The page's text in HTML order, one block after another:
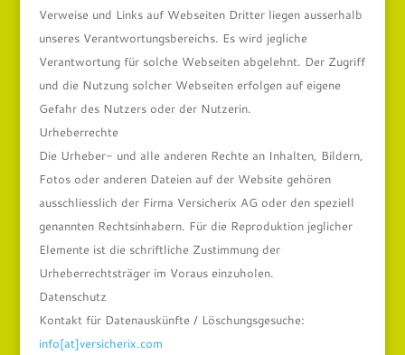
Verweise und Links auf Webseiten Dritter liegen ausserhalb
unseres Verantwortungsbereichs. Es wird jegliche
Verantwortung für solche Webseiten abgelehnt. Der Zugriff
und die Nutzung solcher Webseiten erfolgen auf eigene
Gefahr des Nutzers oder der Nutzerin.
Urheberrechte
Die Urheber- und alle anderen Rechte an Inhalten, Bildern,
Fotos oder anderen Dateien auf der Website gehören
ausschliesslich der Firma Versicherix AG oder den speziell
genannten Rechtsinhabern. Für die Reproduktion jeglicher
Elemente ist die schriftliche Zustimmung der
Urheberrechtsträger im Voraus einzuholen.
Datenschutz
Kontakt für Datenauskünfte / Löschungsgesuche:
info[at]versicherix.com